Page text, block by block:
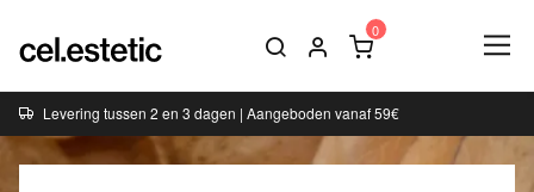
Levering tussen 2 en 3 dagen | Aangeboden vanaf 59€